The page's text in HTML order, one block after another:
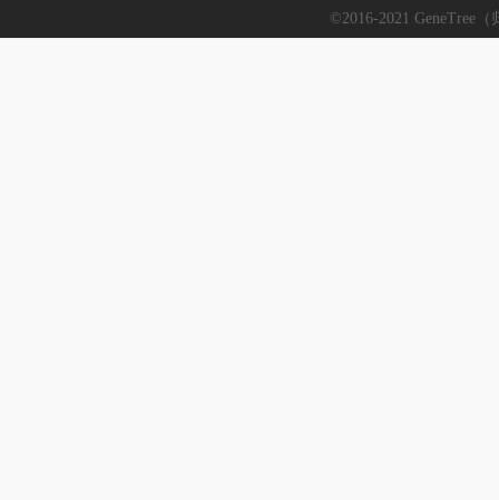
©2016-2021 GeneTree